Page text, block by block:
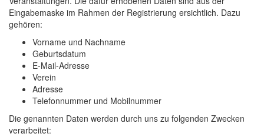
Eingabemaske im Rahmen der Registrierung ersichtlich. Dazu
gehören:
Vorname und Nachname
Geburtsdatum
E-Mail-Adresse
Verein
Adresse
Telefonnummer und Mobilnummer
Die genannten Daten werden durch uns zu folgenden Zwecken
verarbeitet: